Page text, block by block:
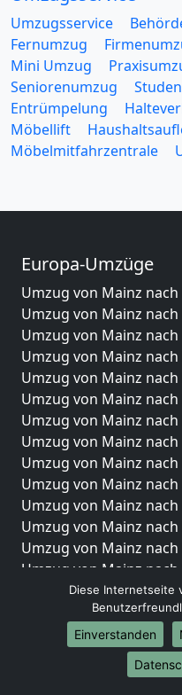
Umzugsservice
Fernumzug
Mini Umzug
Seniorenumzug
Entrümpelung
Möbellift
Möbelmitfahrzentrale
Europa-Umzüge
Umzug von Mainz nach
Umzug von Mainz nach
Umzug von Mainz
Umzug von Mainz
Umzug von Mainz nach
Umzug von Mainz
Umzug von Mainz
Umzug von Mainz
Umzug von Mainz
Umzug von Mainz nach
Umzug von Mainz
Umzug von Mainz nach
Umzug von Mainz nach
Umzug von Mainz
Umzug von Mainz
Umzug von Mainz
Umzug von Mainz
Umzug von Mainz
Umzug von Mainz
Diese Internetseite
Einverstanden